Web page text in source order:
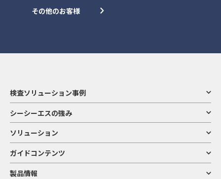
その他のお客様
検査ソリューション事例
シーシーエスの強み
ソリューション
ガイドコンテンツ
製品情報